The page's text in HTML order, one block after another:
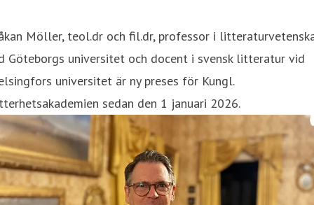
Möller, teol.dr och fil.dr, professor i
Göteborgs universitet och docent i svensk litteratur vid
universitet är ny preses för Kungl.
sedan den 1 januari 2026.